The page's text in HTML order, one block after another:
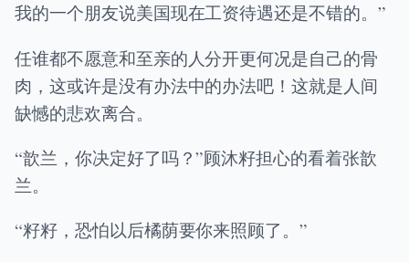
我的一个朋友说美国现在工资待遇还是不错的。”
任谁都不愿意和至亲的人分开更何况是自己的骨
肉，这或许是没有办法中的办法吧！这就是人间
缺憾的悲欢离合。
“歆兰，你决定好了吗？”顾沐籽担心的看着张歆
兰。
“籽籽，恐怕以后橘荫要你来照顾了。”